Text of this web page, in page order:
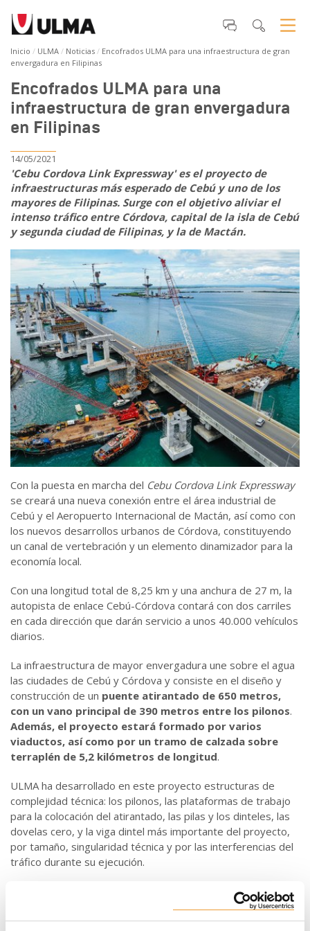
Inicio ULMA Noticias
Encofrados ULMA para una infraestructura de gran
envergadura en Filipinas
Encofrados ULMA para una
infraestructura de gran envergadura
en Filipinas
14/05/2021
'Cebu Cordova Link Expressway' es el proyecto de
infraestructuras más esperado de Cebú y uno de los
mayores de Filipinas. Surge con el objetivo aliviar el
intenso tráfico entre Córdova, capital de la isla de Cebú
y segunda ciudad de Filipinas, y la de Mactán.
Con la puesta en marcha del Cebu Cordova Link Expressway
se creará una nueva conexión entre el área industrial de
Cebú y el Aeropuerto Internacional de Mactán, así como con
los nuevos desarrollos urbanos de Córdova, constituyendo
un canal de vertebración y un elemento dinamizador para la
economía local.
Con una longitud total de 8,25 km y una anchura de 27 m, la
autopista de enlace Cebú-Córdova contará con dos carriles
en cada dirección que darán servicio a unos 40.000 vehículos
diarios.
La infraestructura de mayor envergadura une sobre el agua
las ciudades de Cebú y Córdova y consiste en el diseño y
construcción de un puente atirantado de 650 metros,
con un vano principal de 390 metros entre los pilonos.
Además, el proyecto estará formado por varios
viaductos, así como por un tramo de calzada sobre
terraplén de 5,2 kilómetros de longitud.
ULMA ha desarrollado en este proyecto estructuras de
complejidad técnica: los pilonos, las plataformas de trabajo
para la colocación del atirantado, las pilas y los dinteles, las
dovelas cero, y la viga dintel más importante del proyecto,
por tamaño, singularidad técnica y por las interferencias del
tráfico durante su ejecución.
El proyecto consta de dos pilonos octogonales, variable a
sistema
autotrepante ATRno solo ha solventado la altura y la